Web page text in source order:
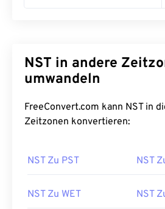
NST in andere
umwandeln
FreeConvert.com kann NST in
Zeitzonen konvertieren:
NST Zu PST NST
NST Zu WET NST